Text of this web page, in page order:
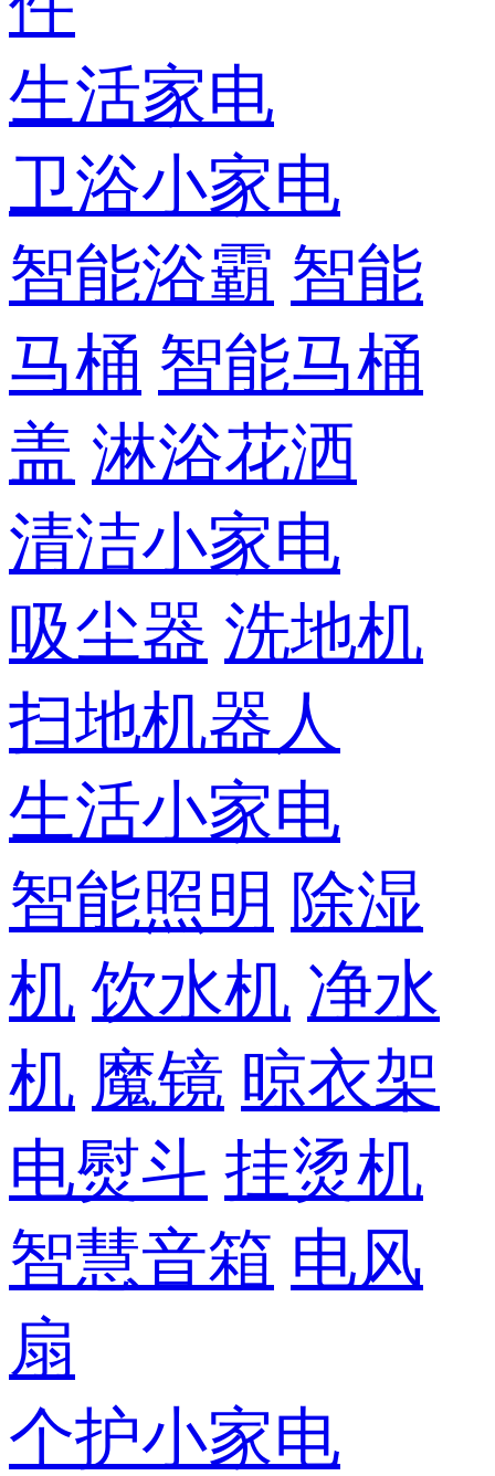
生活家电
卫浴小家电
智能浴霸 智能
马桶 智能马桶
盖 淋浴花洒
清洁小家电
吸尘器 洗地机
扫地机器人
生活小家电
智能照明 除湿
机 饮水机 净水
机 魔镜 晾衣架
电熨斗 挂烫机
智慧音箱 电风
扇
个护小家电